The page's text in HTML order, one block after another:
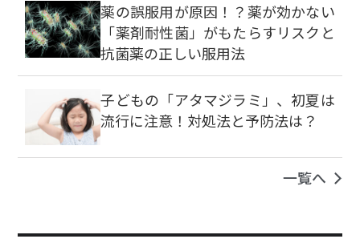
薬の誤服用が原因！？薬が効かない
「薬剤耐性菌」がもたらすリスクと
抗菌薬の正しい服用法
子どもの「アタマジラミ」、初夏は
流行に注意！対処法と予防法は？
一覧へ